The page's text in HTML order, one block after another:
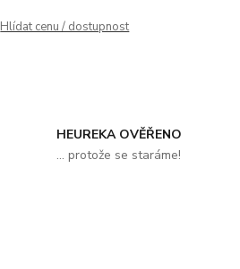
Hlídat cenu / dostupnost
HEUREKA OVĚŘENO
... protože se staráme!